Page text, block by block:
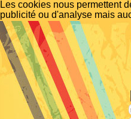
Les cookies nous permettent
publicité ou d'analyse mais